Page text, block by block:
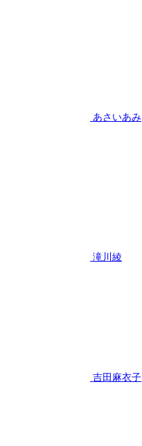
あさいあみ
滝川綾
吉田麻衣子